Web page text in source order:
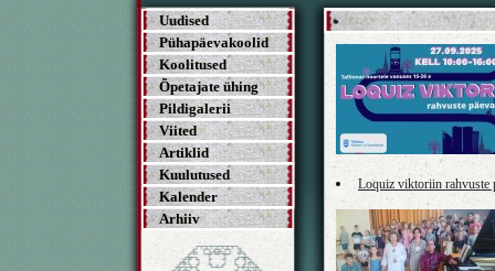
Uudised
Pühapäevakoolid
Koolitused
Õpetajate ühing
Pildigalerii
Viited
Artiklid
Kuulutused
Kalender
Arhiiv
Loquiz viktoriin rahvuste